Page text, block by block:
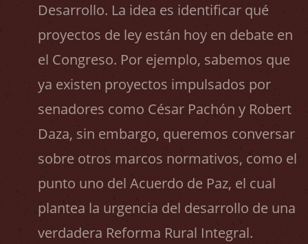
Desarrollo. La idea es identificar qué
proyectos de ley están hoy en debate en
el Congreso. Por ejemplo, sabemos que
ya existen proyectos impulsados por
senadores como César Pachón y Robert
Daza, sin embargo, queremos conversar
sobre otros marcos normativos, como el
punto uno del Acuerdo de Paz, el cual
plantea la urgencia del desarrollo de una
verdadera Reforma Rural Integral.